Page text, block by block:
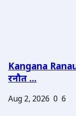
Kangana
रनौत ...
Aug 2, 2026 0 6